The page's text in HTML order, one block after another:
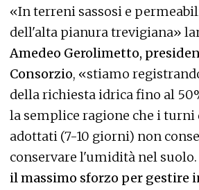
«In terreni sassosi e
dell'alta pianura trevigiana»
Amedeo Gerolimetto,
Consorzio, «stiamo
della richiesta idrica fino al
la semplice ragione che i
adottati (7-10 giorni) non
conservare l'umidità nel suolo.
il massimo sforzo per gestire